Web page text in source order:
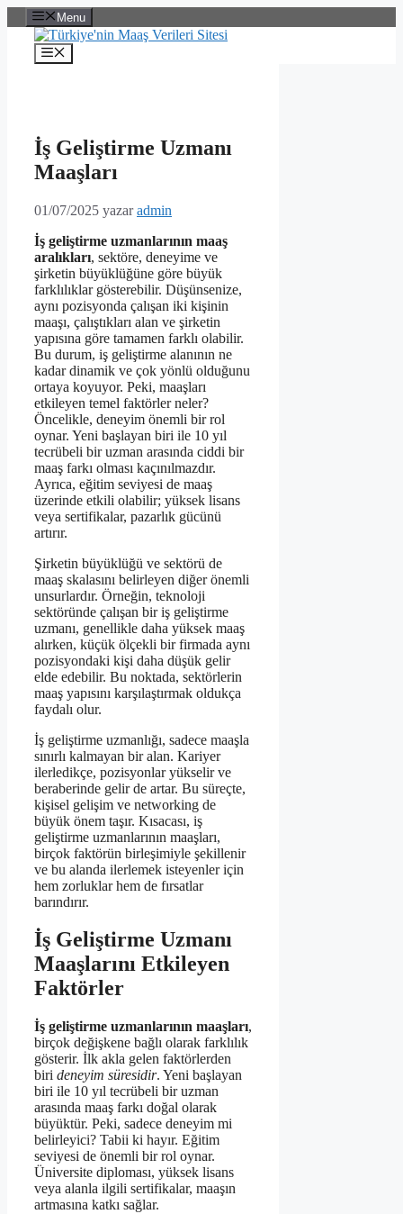
İçeriğe
atla
Menu
Menü
İş Geliştirme Uzmanı
Maaşları
01/07/2025 yazaradmin
İş geliştirme uzmanlarının maaş
aralıkları, sektöre, deneyime ve
şirketin büyüklüğüne göre büyük
farklılıklar gösterebilir. Düşünsenize,
aynı pozisyonda çalışan iki kişinin
maaşı, çalıştıkları alan ve şirketin
yapısına göre tamamen farklı olabilir.
Bu durum, iş geliştirme alanının ne
kadar dinamik ve çok yönlü olduğunu
ortaya koyuyor. Peki, maaşları
etkileyen temel faktörler neler?
Öncelikle, deneyim önemli bir rol
oynar. Yeni başlayan biri ile 10 yıl
tecrübeli bir uzman arasında ciddi bir
maaş farkı olması kaçınılmazdır.
Ayrıca, eğitim seviyesi de maaş
üzerinde etkili olabilir; yüksek lisans
veya sertifikalar, pazarlık gücünü
artırır.
Şirketin büyüklüğü ve sektörü de
maaş skalasını belirleyen diğer önemli
unsurlardır. Örneğin, teknoloji
sektöründe çalışan bir iş geliştirme
uzmanı, genellikle daha yüksek maaş
alırken, küçük ölçekli bir firmada aynı
pozisyondaki kişi daha düşük gelir
elde edebilir. Bu noktada, sektörlerin
maaş yapısını karşılaştırmak oldukça
faydalı olur.
İş geliştirme uzmanlığı, sadece maaşla
sınırlı kalmayan bir alan. Kariyer
ilerledikçe, pozisyonlar yükselir ve
beraberinde gelir de artar. Bu süreçte,
kişisel gelişim ve networking de
büyük önem taşır. Kısacası, iş
geliştirme uzmanlarının maaşları,
birçok faktörün birleşimiyle şekillenir
ve bu alanda ilerlemek isteyenler için
hem zorluklar hem de fırsatlar
barındırır.
İş Geliştirme Uzmanı
Maaşlarını Etkileyen
Faktörler
İş geliştirme uzmanlarının maaşları,
birçok değişkene bağlı olarak farklılık
gösterir. İlk akla gelen faktörlerden
biri deneyim süresidir. Yeni başlayan
biri ile 10 yıl tecrübeli bir uzman
arasında maaş farkı doğal olarak
büyüktür. Peki, sadece deneyim mi
belirleyici? Tabii ki hayır. Eğitim
seviyesi de önemli bir rol oynar.
Üniversite diploması, yüksek lisans
veya alanla ilgili sertifikalar, maaşın
artmasına katkı sağlar.